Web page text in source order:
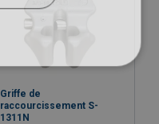
Griffe de
raccourcissement S-
1311N